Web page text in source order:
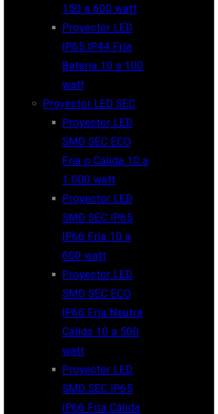
150 a 600 watt
Proyector LED
IP65 IP44 Fría
Batería 10 a 100
watt
Proyector LED SEC
Proyector LED
SMD SEC ECO
Fría o Cálida 10 a
1.000 watt
Proyector LED
SMD SEC IP65
IP66 Fría 10 a
600 watt
Proyector LED
SMD SEC ECO
IP66 Fría Neutra
Cálida 10 a 500
watt
Proyector LED
SMD SEC IP65
IP66 Fría Cálida